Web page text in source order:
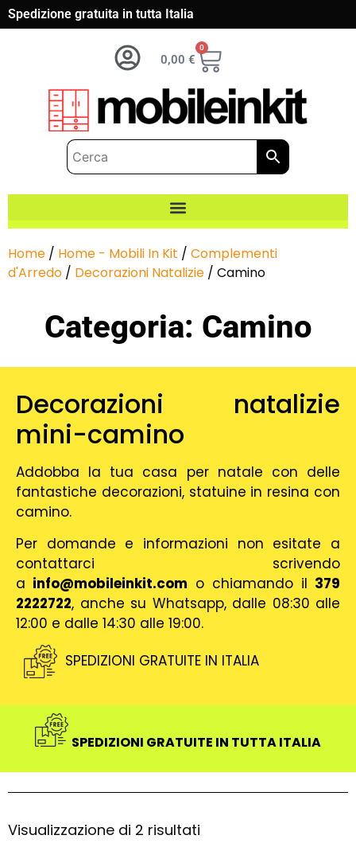
Spedizione gratuita in tutta Italia
0,00 €
0
Home / Home - Mobili In Kit / Complementi
d'Arredo / Decorazioni Natalizie / Camino
Categoria: Camino
Decorazioni natalizie
mini-camino
Addobba la tua casa per natale con delle
fantastiche decorazioni, statuine in resina con
camino.
Per domande e informazioni non esitate a
contattarci scrivendo
a info@mobileinkit.com o chiamando il 379
2222722, anche su Whatsapp, dalle 08:30 alle
12:00 e dalle 14:30 alle 19:00.
SPEDIZIONI GRATUITE IN ITALIA
SPEDIZIONI GRATUITE IN TUTTA ITALIA
Visualizzazione di 2 risultati